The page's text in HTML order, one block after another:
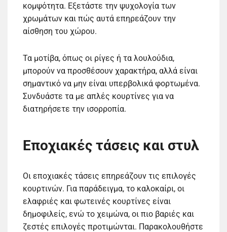
κομψότητα. Εξετάστε την ψυχολογία των
χρωμάτων και πώς αυτά επηρεάζουν την
αίσθηση του χώρου.
Τα μοτίβα, όπως οι ρίγες ή τα λουλούδια,
μπορούν να προσθέσουν χαρακτήρα, αλλά είναι
σημαντικό να μην είναι υπερβολικά φορτωμένα.
Συνδυάστε τα με απλές κουρτίνες για να
διατηρήσετε την ισορροπία.
Εποχιακές τάσεις και στυλ
Οι εποχιακές τάσεις επηρεάζουν τις επιλογές
κουρτινών. Για παράδειγμα, το καλοκαίρι, οι
ελαφριές και φωτεινές κουρτίνες είναι
δημοφιλείς, ενώ το χειμώνα, οι πιο βαριές και
ζεστές επιλογές προτιμώνται. Παρακολουθήστε